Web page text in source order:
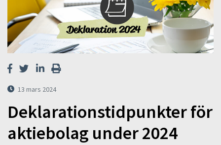
13 mars 2024
Deklarationstidpunkter för
aktiebolag under 2024